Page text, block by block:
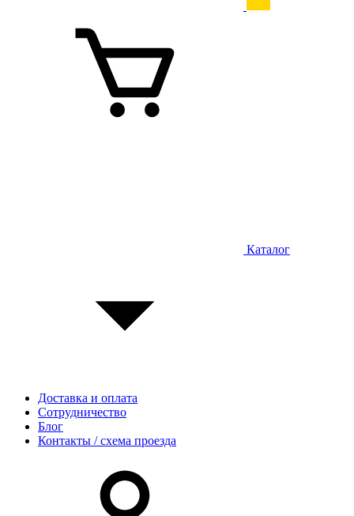
Каталог
Доставка и оплата
Сотрудничество
Блог
Контакты / схема проезда